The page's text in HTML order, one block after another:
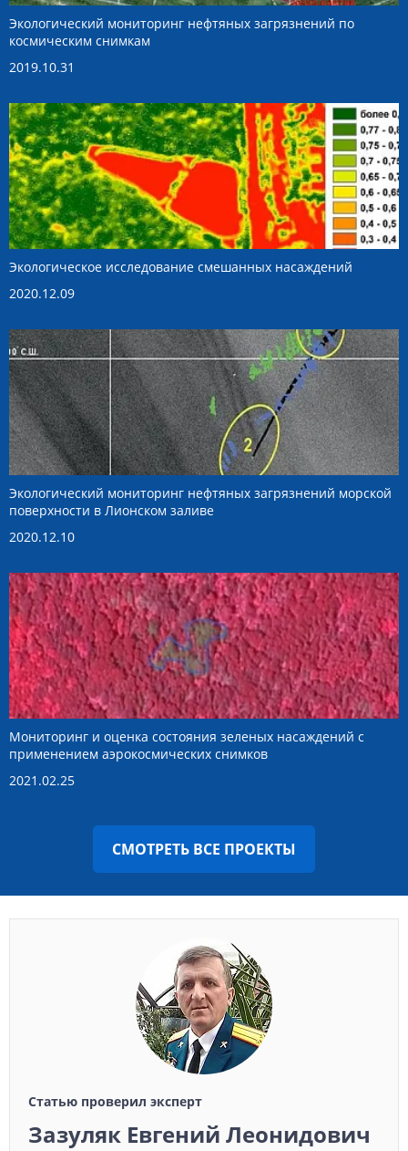
Экологический мониторинг нефтяных загрязнений по
космическим снимкам
2019.10.31
Экологическое исследование смешанных насаждений
2020.12.09
Экологический мониторинг нефтяных загрязнений морской
поверхности в Лионском заливе
2020.12.10
Мониторинг и оценка состояния зеленых насаждений с
применением аэрокосмических снимков
2021.02.25
СМОТРЕТЬ ВСЕ ПРОЕКТЫ
Статью проверил эксперт
Зазуляк Евгений Леонидович